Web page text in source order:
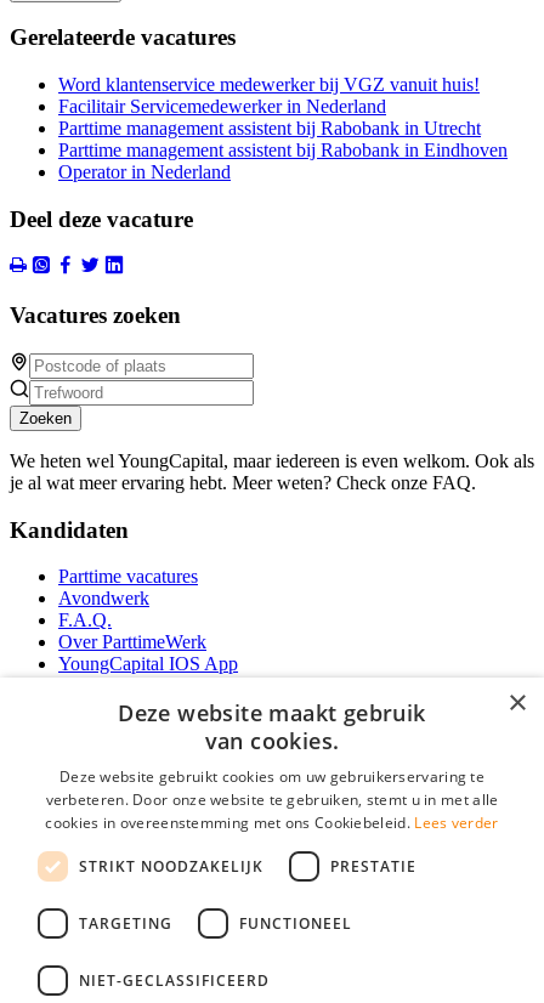
Gerelateerde vacatures
Word klantenservice medewerker bij VGZ vanuit huis!
Facilitair Servicemedewerker in Nederland
Parttime management assistent bij Rabobank in Utrecht
Parttime management assistent bij Rabobank in Eindhoven
Operator in Nederland
Deel deze vacature
Vacatures zoeken
Zoeken
We heten wel YoungCapital, maar iedereen is even welkom. Ook als
je al wat meer ervaring hebt. Meer weten? Check onze FAQ.
Kandidaten
Parttime vacatures
Avondwerk
F.A.Q.
Over ParttimeWerk
YoungCapital IOS App
Parttime personeel
Vacature aanmelden
Bereken uw tarief
Contact
Social
Zoeken
×
Deze website maakt gebruik
van cookies.
Deze website gebruikt cookies om uw gebruikerservaring te
verbeteren. Door onze website te gebruiken, stemt u in met alle
cookies in overeenstemming met ons Cookiebeleid. Lees verder
STRIKT NOODZAKELIJK PRESTATIE
TARGETING FUNCTIONEEL
NIET-GECLASSIFICEERD